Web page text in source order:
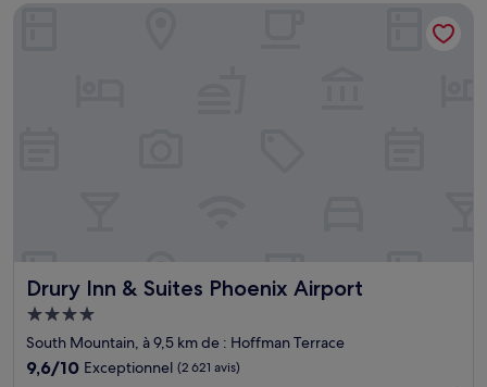
126 €
Drury Inn & Suites Phoenix Airport
Drury Inn & Suites Phoenix Airport
Hébergement
4.0 étoiles
South Mountain, à 9,5 km de : Hoffman Terrace
9.6
9,6/10 Exceptionnel (2 621 avis)
Drury Inn & Suites Phoenix Airport